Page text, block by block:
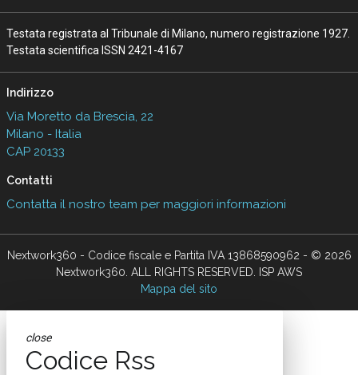
Testata registrata al Tribunale di Milano, numero registrazione 1927.
Testata scientifica ISSN 2421-4167
Indirizzo
Via Moretto da Brescia, 22
Milano - Italia
CAP 20133
Contatti
Contatta il nostro team per maggiori informazioni
Nextwork360 - Codice fiscale e Partita IVA 13868590962 - © 2026
Nextwork360. ALL RIGHTS RESERVED. ISP AWS
Mappa del sito
close
Codice Rss